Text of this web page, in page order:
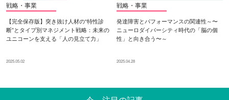
戦略・事業
【完全保存版】突き抜け人材の“特性診
断”とタイプ別マネジメント戦略：未来の
ユニコーンを支える「人の見立て力」
2025.05.02
戦略・事業
発達障害とパフォーマンスの関連性～〜
ニューロダイバーシティ時代の「脳の個
性」と向き合う〜～
2025.04.28